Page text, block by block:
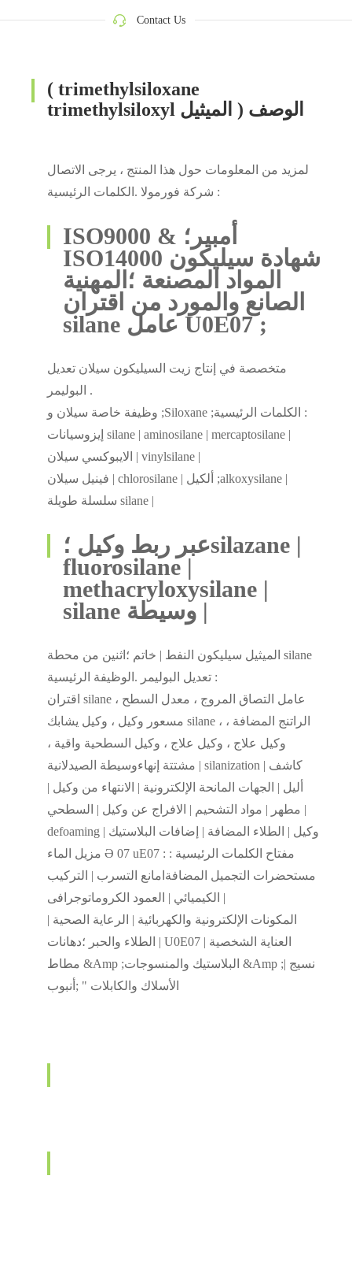
Contact Us
( trimethylsiloxane
trimethylsiloxyl الميثيل ) الوصف
لمزيد من المعلومات حول هذا المنتج ، يرجى الاتصال
شركة فورمولا .الكلمات الرئيسية :
ISO9000 & أمبير؛
ISO14000 شهادة سيليكون
المواد المصنعة ؛المهنية
الصانع والمورد من اقتران
silane عامل U0E07 ;
متخصصة في إنتاج زيت السيليكون سيلان تعديل
البوليمر .
وظيفة خاصة سيلان و ;Siloxane ;الكلمات الرئيسية :
إيزوسيانات silane | aminosilane | mercaptosilane |
الايبوكسي سيلان | vinylsilane |
فينيل سيلان | chlorosilane | ألكيل ;alkoxysilane |
سلسلة طويلة silane |
عبر ربط وكيل ؛silazane |
fluorosilane |
methacryloxysilane |
silane وسيطة |
الميثيل سيليكون النفط | خاتم ؛اثنين من محطة silane
تعديل البوليمر .الوظيفة الرئيسية :
اقتران silane عامل التصاق المروج ، معدل السطح ،
مسعور وكيل ، وكيل يشابك silane ، الراتنج المضافة ،
وكيل علاج ، وكيل علاج ، وكيل السطحية واقية ،
مشتتة إنهاءوسيطة الصيدلانية | silanization كاشف |
أليل | الجهات المانحة الإلكترونية | الانتهاء من وكيل |
مطهر | مواد التشحيم | الافراج عن وكيل | السطحي |
defoaming وكيل | الطلاء المضافة | إضافات البلاستيك |
مزيل الماء Ә 07 uE07 : مفتاح الكلمات الرئيسية :
مستحضرات التجميل المضافةامانع التسرب | التركيب
الكيميائي | العمود الكروماتوجرافى |
المكونات الإلكترونية والكهربائية | الرعاية الصحية |
الطلاء والحبر ؛دهانات | U0E07 العناية الشخصية |
مطاط &Amp ;البلاستيك والمنسوجات &Amp ;نسيج |
الأسلاك والكابلات " ;أنبوب